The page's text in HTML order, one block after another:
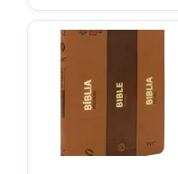
Original
$159.000.